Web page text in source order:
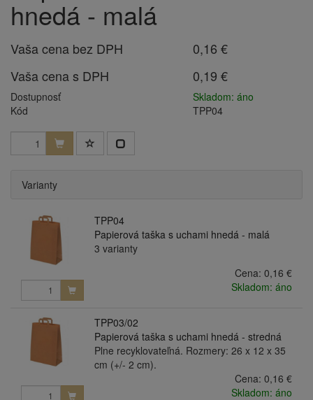
hnedá - malá
Vaša cena bez DPH
0,16 €
Vaša cena s DPH
0,19 €
Dostupnosť
Skladom: áno
Kód
TPP04
Varianty
TPP04
Papierová taška s uchami hnedá - malá
3 varianty
Cena: 0,16 €
Skladom: áno
TPP03/02
Papierová taška s uchami hnedá - stredná
Plne recyklovateľná. Rozmery: 26 x 12 x 35
cm (+/- 2 cm).
Cena: 0,16 €
Skladom: áno